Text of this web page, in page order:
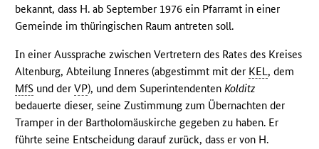
bekannt, dass H. ab September 1976 ein Pfarramt in einer
Gemeinde im thüringischen Raum antreten soll.
In einer Aussprache zwischen Vertretern des Rates des Kreises
Altenburg, Abteilung Inneres (abgestimmt mit der KEL, dem
MfS und derVP), und dem SuperintendentenKolditz
bedauerte dieser, seine Zustimmung zum Übernachten der
Tramper in der Bartholomäuskirche gegeben zu haben. Er
führte seine Entscheidung darauf zurück, dass er von H.